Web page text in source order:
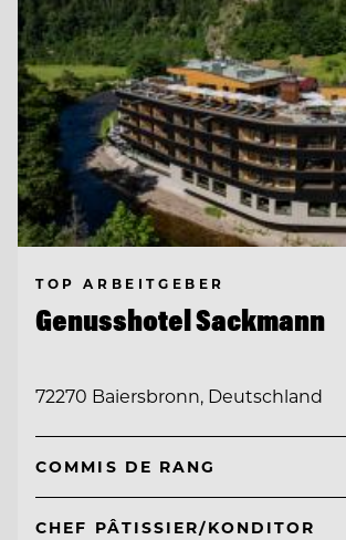
TOP ARBEITGEBER
Genusshotel Sackmann
72270 Baiersbronn, Deutschland
COMMIS DE RANG
CHEF PÂTISSIER/KONDITOR